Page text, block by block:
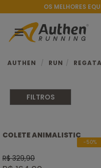
OS MELHORES
AUTHEN RUN
Sprint
FILTROS
COLETE ANIMALISTIC
R$ 329,90
-50%